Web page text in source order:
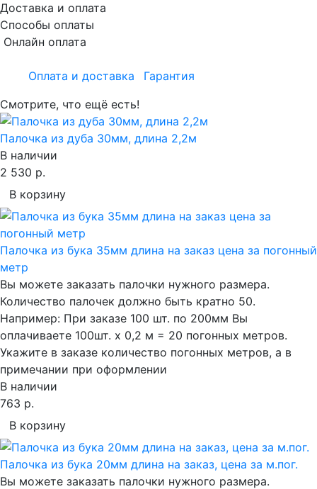
Доставка и оплата
Способы оплаты
Онлайн оплата
Оплата и доставка
Гарантия
Смотрите, что ещё есть!
Палочка из дуба 30мм, длина 2,2м
В наличии
2 530 р.
В корзину
Палочка из бука 35мм длина на заказ цена за погонный
метр
Вы можете заказать палочки нужного размера.
Количество палочек должно быть кратно 50.
Например: При заказе 100 шт. по 200мм Вы
оплачиваете 100шт. х 0,2 м = 20 погонных метров.
Укажите в заказе количество погонных метров, а в
примечании при оформлении
В наличии
763 р.
В корзину
Палочка из бука 20мм длина на заказ, цена за м.пог.
Вы можете заказать палочки нужного размера.